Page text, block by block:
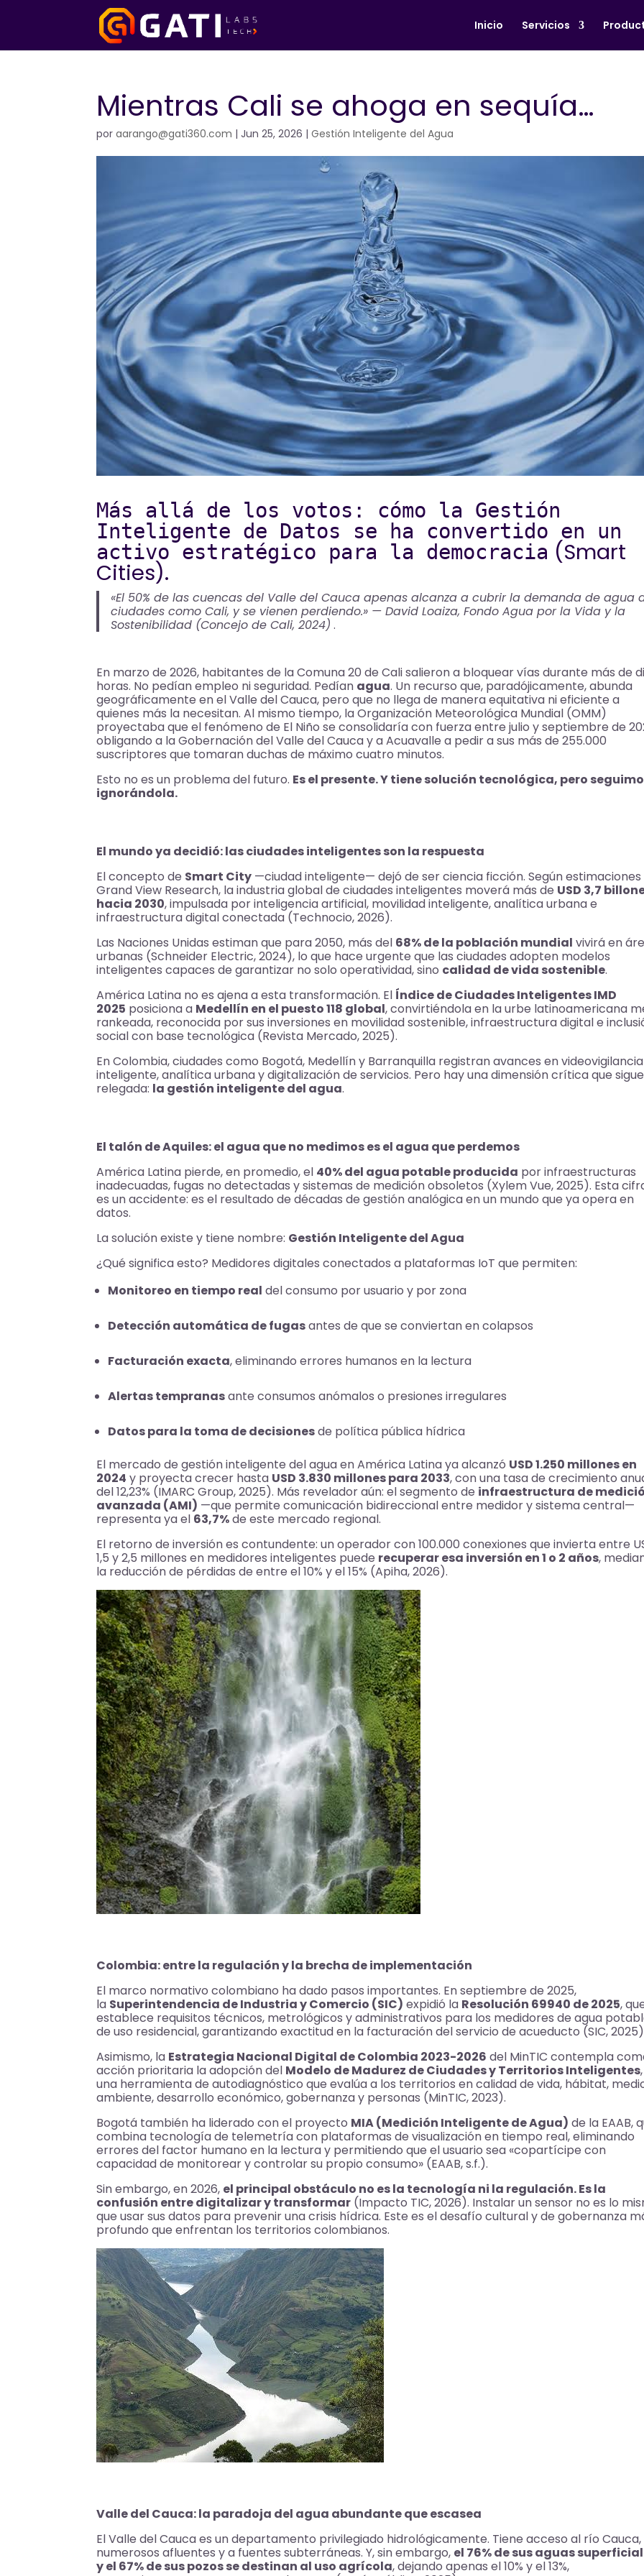
Inicio Servicios
Mientras Cali se ahoga en sequía…
poraarango@gati360.com |Jun 25, 2026 |Gestión Inteligente del Agua
Más allá de los votos: cómo la Gestión
Inteligente de Datos se ha convertido en un
activo estratégico para la democracia (Smart
Cities).
«El 50% de las cuencas del Valle del Cauca apenas alcanza a cubrir la demanda de agua
ciudades como Cali, y se vienen perdiendo.» — David Loaiza, Fondo Agua por la Vida y la
Sostenibilidad (Concejo de Cali, 2024) .
En marzo de 2026, habitantes de la Comuna 20 de Cali salieron a bloquear vías durante más de
horas. No pedían empleo ni seguridad. Pedían agua. Un recurso que, paradójicamente, abunda
geográficamente en el Valle del Cauca, pero que no llega de manera equitativa ni eficiente a
quienes más la necesitan. Al mismo tiempo, la Organización Meteorológica Mundial (OMM)
proyectaba que el fenómeno de El Niño se consolidaría con fuerza entre julio y septiembre de
obligando a la Gobernación del Valle del Cauca y a Acuavalle a pedir a sus más de 255.000
suscriptores que tomaran duchas de máximo cuatro minutos.
Esto no es un problema del futuro. Es el presente. Y tiene solución tecnológica, pero
ignorándola.
El mundo ya decidió: las ciudades inteligentes son la respuesta
El concepto de Smart City —ciudad inteligente— dejó de ser ciencia ficción. Según estimaciones
Grand View Research, la industria global de ciudades inteligentes moverá más de USD 3,7
hacia 2030, impulsada por inteligencia artificial, movilidad inteligente, analítica urbana e
infraestructura digital conectada (Technocio, 2026).
Las Naciones Unidas estiman que para 2050, más del 68% de la población mundial vivirá en
urbanas (Schneider Electric, 2024), lo que hace urgente que las ciudades adopten modelos
inteligentes capaces de garantizar no solo operatividad, sino calidad de vida sostenible.
América Latina no es ajena a esta transformación. El Índice de Ciudades Inteligentes IMD
2025 posiciona a Medellín en el puesto 118 global, convirtiéndola en la urbe latinoamericana
rankeada, reconocida por sus inversiones en movilidad sostenible, infraestructura digital e
social con base tecnológica (Revista Mercado, 2025).
En Colombia, ciudades como Bogotá, Medellín y Barranquilla registran avances en videovigilancia
inteligente, analítica urbana y digitalización de servicios. Pero hay una dimensión crítica que sigue
relegada: la gestión inteligente del agua.
El talón de Aquiles: el agua que no medimos es el agua que perdemos
América Latina pierde, en promedio, el 40% del agua potable producida por infraestructuras
inadecuadas, fugas no detectadas y sistemas de medición obsoletos (Xylem Vue, 2025). Esta
es un accidente: es el resultado de décadas de gestión analógica en un mundo que ya opera en
datos.
La solución existe y tiene nombre: Gestión Inteligente del Agua
¿Qué significa esto? Medidores digitales conectados a plataformas IoT que permiten:
Monitoreo en tiempo real del consumo por usuario y por zona
Detección automática de fugasantes de que se conviertan en colapsos
Facturación exacta, eliminando errores humanos en la lectura
Alertas tempranasante consumos anómalos o presiones irregulares
Datos para la toma de decisionesde política pública hídrica
El mercado de gestión inteligente del agua en América Latina ya alcanzó USD 1.250 millones en
2024 y proyecta crecer hasta USD 3.830 millones para 2033, con una tasa de crecimiento
del 12,23% (IMARC Group, 2025). Más revelador aún: el segmento de infraestructura de
avanzada (AMI) —que permite comunicación bidireccional entre medidor y sistema central—
representa ya el 63,7%de este mercado regional.
El retorno de inversión es contundente: un operador con 100.000 conexiones que invierta entre
1,5 y 2,5 millones en medidores inteligentes puede recuperar esa inversión en 1 o 2 años,
la reducción de pérdidas de entre el 10% y el 15% (Apiha, 2026).
Colombia: entre la regulación y la brecha de implementación
El marco normativo colombiano ha dado pasos importantes. En septiembre de 2025,
la Superintendencia de Industria y Comercio (SIC) expidió la Resolución 69940 de 2025,
establece requisitos técnicos, metrológicos y administrativos para los medidores de agua
de uso residencial, garantizando exactitud en la facturación del servicio de acueducto (SIC,
Asimismo, la Estrategia Nacional Digital de Colombia 2023-2026 del MinTIC contempla
acción prioritaria la adopción del Modelo de Madurez de Ciudades y Territorios Inteligentes,
una herramienta de autodiagnóstico que evalúa a los territorios en calidad de vida, hábitat,
ambiente, desarrollo económico, gobernanza y personas (MinTIC, 2023).
Bogotá también ha liderado con el proyecto MIA (Medición Inteligente de Agua) de la EAAB,
combina tecnología de telemetría con plataformas de visualización en tiempo real, eliminando
errores del factor humano en la lectura y permitiendo que el usuario sea «copartícipe con
capacidad de monitorear y controlar su propio consumo» (EAAB, s.f.).
Sin embargo, en 2026, el principal obstáculo no es la tecnología ni la regulación. Es la
confusión entre digitalizar y transformar (Impacto TIC, 2026). Instalar un sensor no es lo
que usar sus datos para prevenir una crisis hídrica. Este es el desafío cultural y de gobernanza
profundo que enfrentan los territorios colombianos.
Valle del Cauca: la paradoja del agua abundante que escasea
El Valle del Cauca es un departamento privilegiado hidrológicamente. Tiene acceso al río Cauca,
numerosos afluentes y a fuentes subterráneas. Y, sin embargo, el 76% de sus aguas
y el 67% de sus pozos se destinan al uso agrícola, dejando apenas el 10% y el 13%,